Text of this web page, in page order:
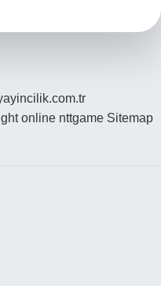
online nttgame Sitemap